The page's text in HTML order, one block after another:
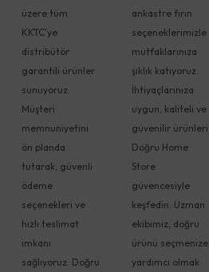
üzere tüm
KKTC'ye
distribütör
garantili ürünler
sunuyoruz.
Müşteri
memnuniyetini
ön planda
tutarak, güvenli
ödeme
seçenekleri ve
hızlı teslimat
imkanı
sağlıyoruz. Doğru
ankastre fırın
seçeneklerimizle
mutfaklarınıza
şıklık katıyoruz.
İhtiyaçlarınıza
uygun, kaliteli ve
güvenilir ürünleri
Doğru Home
Store
güvencesiyle
keşfedin. Uzman
ekibimiz, doğru
ürünü seçmenize
yardımcı olmak